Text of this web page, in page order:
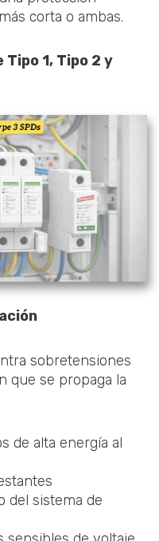
corta o ambas.
Tipo 1, Tipo 2 y
sobretensiones
que se propaga la
de alta energía al
del sistema de